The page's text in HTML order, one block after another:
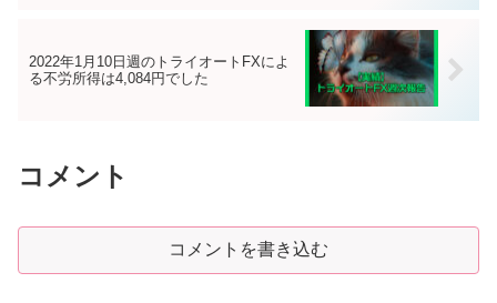
2022年1月10日週のトライオートFXによ
る不労所得は4,084円でした
コメント
コメントを書き込む